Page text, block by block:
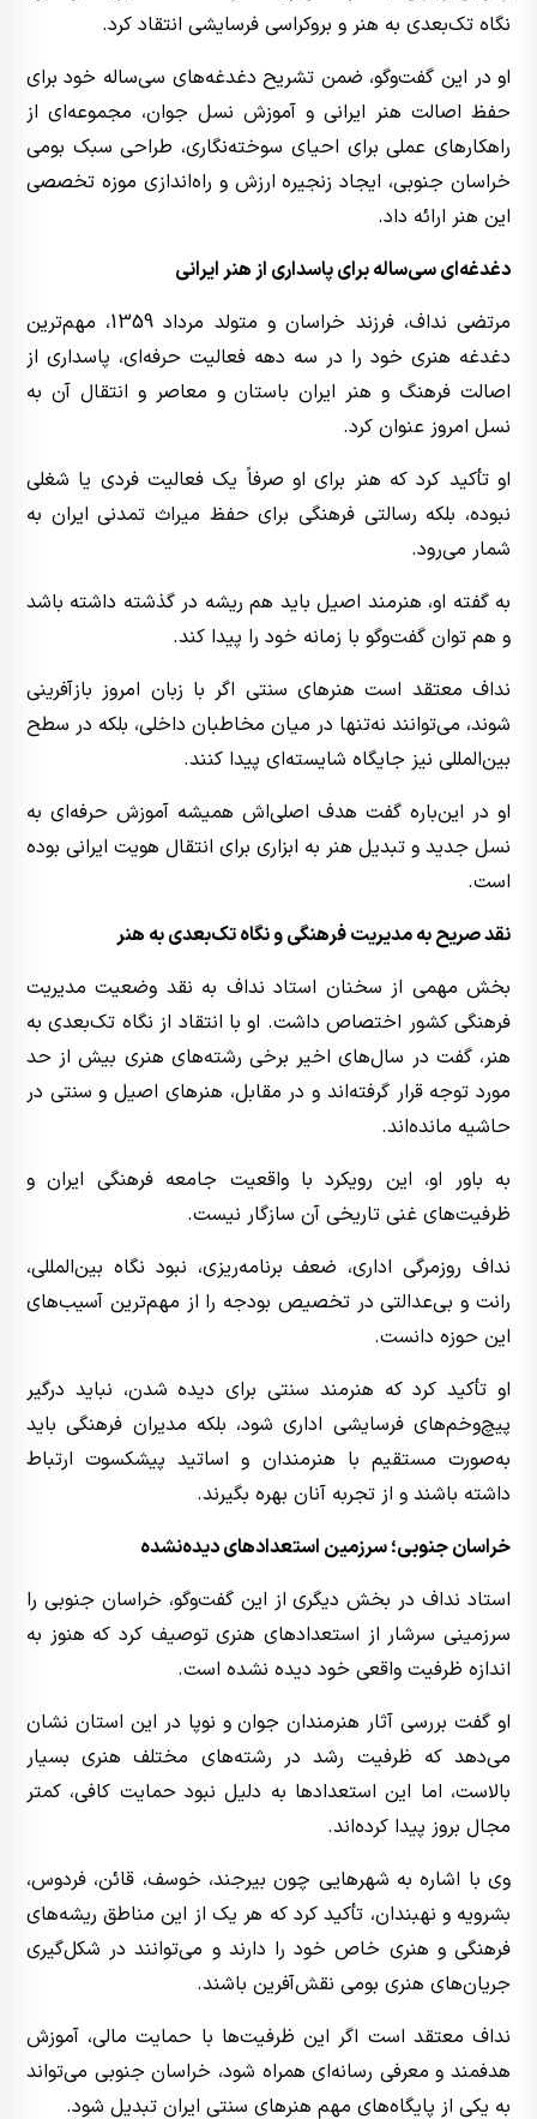
نگاه تک‌بعدی به هنر و بروکراسی فرسایشی انتقاد کرد.
او در این گفت‌وگو، ضمن تشریح دغدغه‌های سی‌ساله خود برای
حفظ اصالت هنر ایرانی و آموزش نسل جوان، مجموعه‌ای از
راهکارهای عملی برای احیای سوخته‌نگاری، طراحی سبک بومی
خراسان جنوبی، ایجاد زنجیره ارزش و راه‌اندازی موزه تخصصی
این هنر ارائه داد.
دغدغه‌ای سی‌ساله برای پاسداری از هنر ایرانی
مرتضی نداف، فرزند خراسان و متولد مرداد 1359، مهم‌ترین
دغدغه هنری خود را در سه دهه فعالیت حرفه‌ای، پاسداری از
اصالت فرهنگ و هنر ایران باستان و معاصر و انتقال آن به
نسل امروز عنوان کرد.
او تأکید کرد که هنر برای او صرفاً یک فعالیت فردی یا شغلی
نبوده، بلکه رسالتی فرهنگی برای حفظ میراث تمدنی ایران به
شمار می‌رود.
به گفته او، هنرمند اصیل باید هم ریشه در گذشته داشته باشد
و هم توان گفت‌وگو با زمانه خود را پیدا کند.
نداف معتقد است هنرهای سنتی اگر با زبان امروز بازآفرینی
شوند، می‌توانند نه‌تنها در میان مخاطبان داخلی، بلکه در سطح
بین‌المللی نیز جایگاه شایسته‌ای پیدا کنند.
او در این‌باره گفت هدف اصلی‌اش همیشه آموزش حرفه‌ای به
نسل جدید و تبدیل هنر به ابزاری برای انتقال هویت ایرانی بوده
است.
نقد صریح به مدیریت فرهنگی و نگاه تک‌بعدی به هنر
بخش مهمی از سخنان استاد نداف به نقد وضعیت مدیریت
فرهنگی کشور اختصاص داشت. او با انتقاد از نگاه تک‌بعدی به
هنر، گفت در سال‌های اخیر برخی رشته‌های هنری بیش از حد
مورد توجه قرار گرفته‌اند و در مقابل، هنرهای اصیل و سنتی در
حاشیه مانده‌اند.
به باور او، این رویکرد با واقعیت جامعه فرهنگی ایران و
ظرفیت‌های غنی تاریخی آن سازگار نیست.
نداف روزمرگی اداری، ضعف برنامه‌ریزی، نبود نگاه بین‌المللی،
رانت و بی‌عدالتی در تخصیص بودجه را از مهم‌ترین آسیب‌های
این حوزه دانست.
او تأکید کرد که هنرمند سنتی برای دیده شدن، نباید درگیر
پیچ‌وخم‌های فرسایشی اداری شود، بلکه مدیران فرهنگی باید
به‌صورت مستقیم با هنرمندان و اساتید پیشکسوت ارتباط
داشته باشند و از تجربه آنان بهره بگیرند.
خراسان جنوبی؛ سرزمین استعدادهای دیده‌نشده
استاد نداف در بخش دیگری از این گفت‌وگو، خراسان جنوبی را
سرزمینی سرشار از استعدادهای هنری توصیف کرد که هنوز به
اندازه ظرفیت واقعی خود دیده نشده است.
او گفت بررسی آثار هنرمندان جوان و نوپا در این استان نشان
می‌دهد که ظرفیت رشد در رشته‌های مختلف هنری بسیار
بالاست، اما این استعدادها به دلیل نبود حمایت کافی، کمتر
مجال بروز پیدا کرده‌اند.
وی با اشاره به شهرهایی چون بیرجند، خوسف، قائن، فردوس،
بشرویه و نهبندان، تأکید کرد که هر یک از این مناطق ریشه‌های
فرهنگی و هنری خاص خود را دارند و می‌توانند در شکل‌گیری
جریان‌های هنری بومی نقش‌آفرین باشند.
نداف معتقد است اگر این ظرفیت‌ها با حمایت مالی، آموزش
هدفمند و معرفی رسانه‌ای همراه شود، خراسان جنوبی می‌تواند
به یکی از پایگاه‌های مهم هنرهای سنتی ایران تبدیل شود.